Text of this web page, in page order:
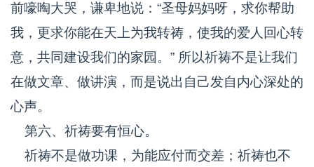
前嚎啕大哭，谦卑地说：“圣母妈妈呀，求你帮助
我，更求你能在天上为我转祷，使我的爱人回心转
意，共同建设我们的家园。” 所以祈祷不是让我们
在做文章、做讲演，而是说出自己发自内心深处的
心声。
第六、祈祷要有恒心。
祈祷不是做功课，为能应付而交差；祈祷也不